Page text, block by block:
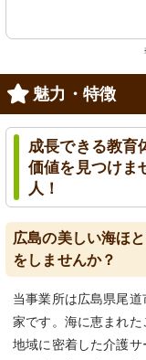
魅力・特徴
成長できる教育
価値を見つけま
人！
広島の美しい海ほ
をしませんか？
当事業所は広島県尾
家です。海に恵まれた
地域に密着した介護